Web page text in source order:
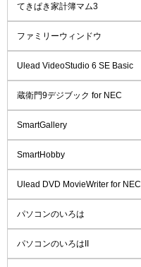
てきぱき家計簿マム3
ファミリーウィンドウ
Ulead VideoStudio 6 SE Basic
蔵衛門9デジブック for NEC
SmartGallery
SmartHobby
Ulead DVD MovieWriter for NEC
パソコンのいろは
パソコンのいろはII